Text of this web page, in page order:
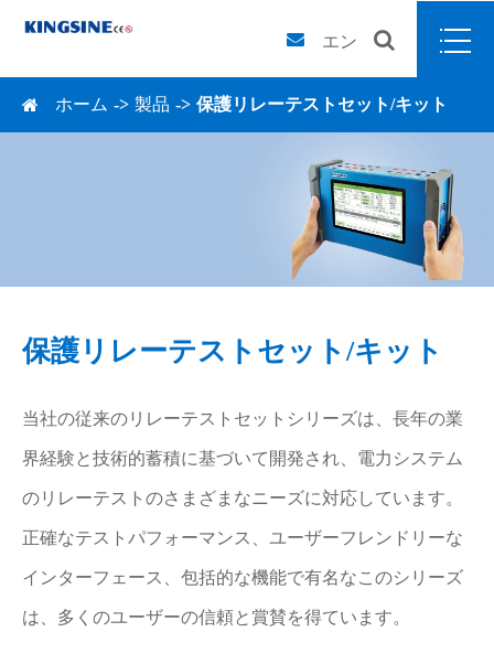
エン
ホーム 製品 保護リレーテストセット/キット
保護リレーテストセット/キット
当社の従来のリレーテストセットシリーズは、長年の業
界経験と技術的蓄積に基づいて開発され、電力システム
のリレーテストのさまざまなニーズに対応しています。
正確なテストパフォーマンス、ユーザーフレンドリーな
インターフェース、包括的な機能で有名なこのシリーズ
は、多くのユーザーの信頼と賞賛を得ています。